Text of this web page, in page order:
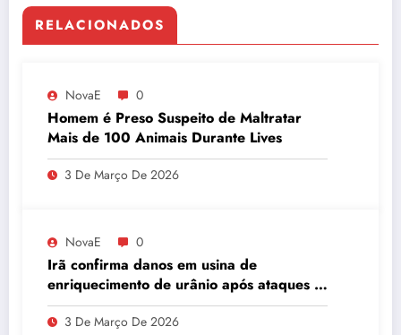
RELACIONADOS
NovaE 0
Homem é Preso Suspeito de Maltratar
Mais de 100 Animais Durante Lives
3 De Março De 2026
NovaE 0
Irã confirma danos em usina de
enriquecimento de urânio após ataques e
embaixador evita detalhes sobre
quantidade de urânio enriquecido
3 De Março De 2026